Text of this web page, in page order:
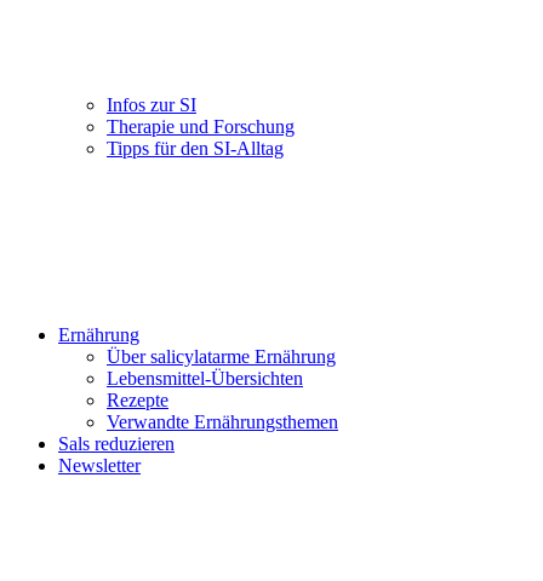
Infos zur SI
Therapie und Forschung
Tipps für den SI-Alltag
Ernährung
Über salicylatarme Ernährung
Lebensmittel-Übersichten
Rezepte
Verwandte Ernährungsthemen
Sals reduzieren
Newsletter